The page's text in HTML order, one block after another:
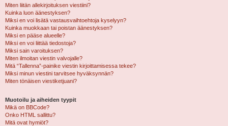
Miten liitän allekirjoituksen viestiini?
Kuinka luon äänestyksen?
Miksi en voi lisätä vastausvaihtoehtoja kyselyyn?
Kuinka muokkaan tai poistan äänestyksen?
Miksi en pääse alueelle?
Miksi en voi liittää tiedostoja?
Miksi sain varoituksen?
Miten ilmoitan viestin valvojalle?
Mitä “Tallenna”-painike viestin kirjoittamisessa tekee?
Miksi minun viestini tarvitsee hyväksynnän?
Miten tönäisen viestiketjuani?
Muotoilu ja aiheiden tyypit
Mikä on BBCode?
Onko HTML sallittu?
Mitä ovat hymiöt?